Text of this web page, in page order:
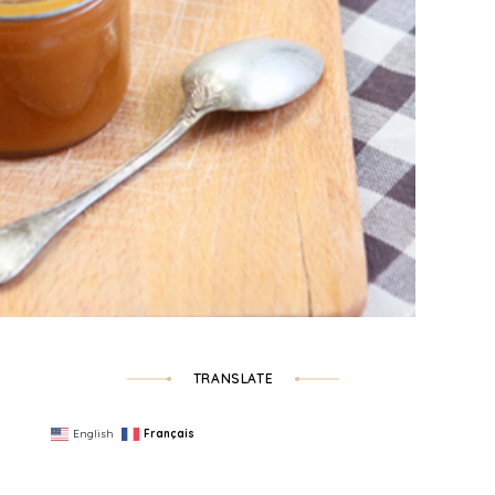
TRANSLATE
English Français